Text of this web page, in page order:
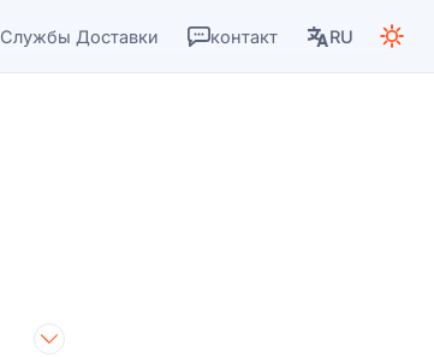
Службы Доставки контакт RU